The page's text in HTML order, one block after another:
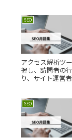
SEO
アクセス解析ツ
握し、訪問者の
り、サイト運営
SEO